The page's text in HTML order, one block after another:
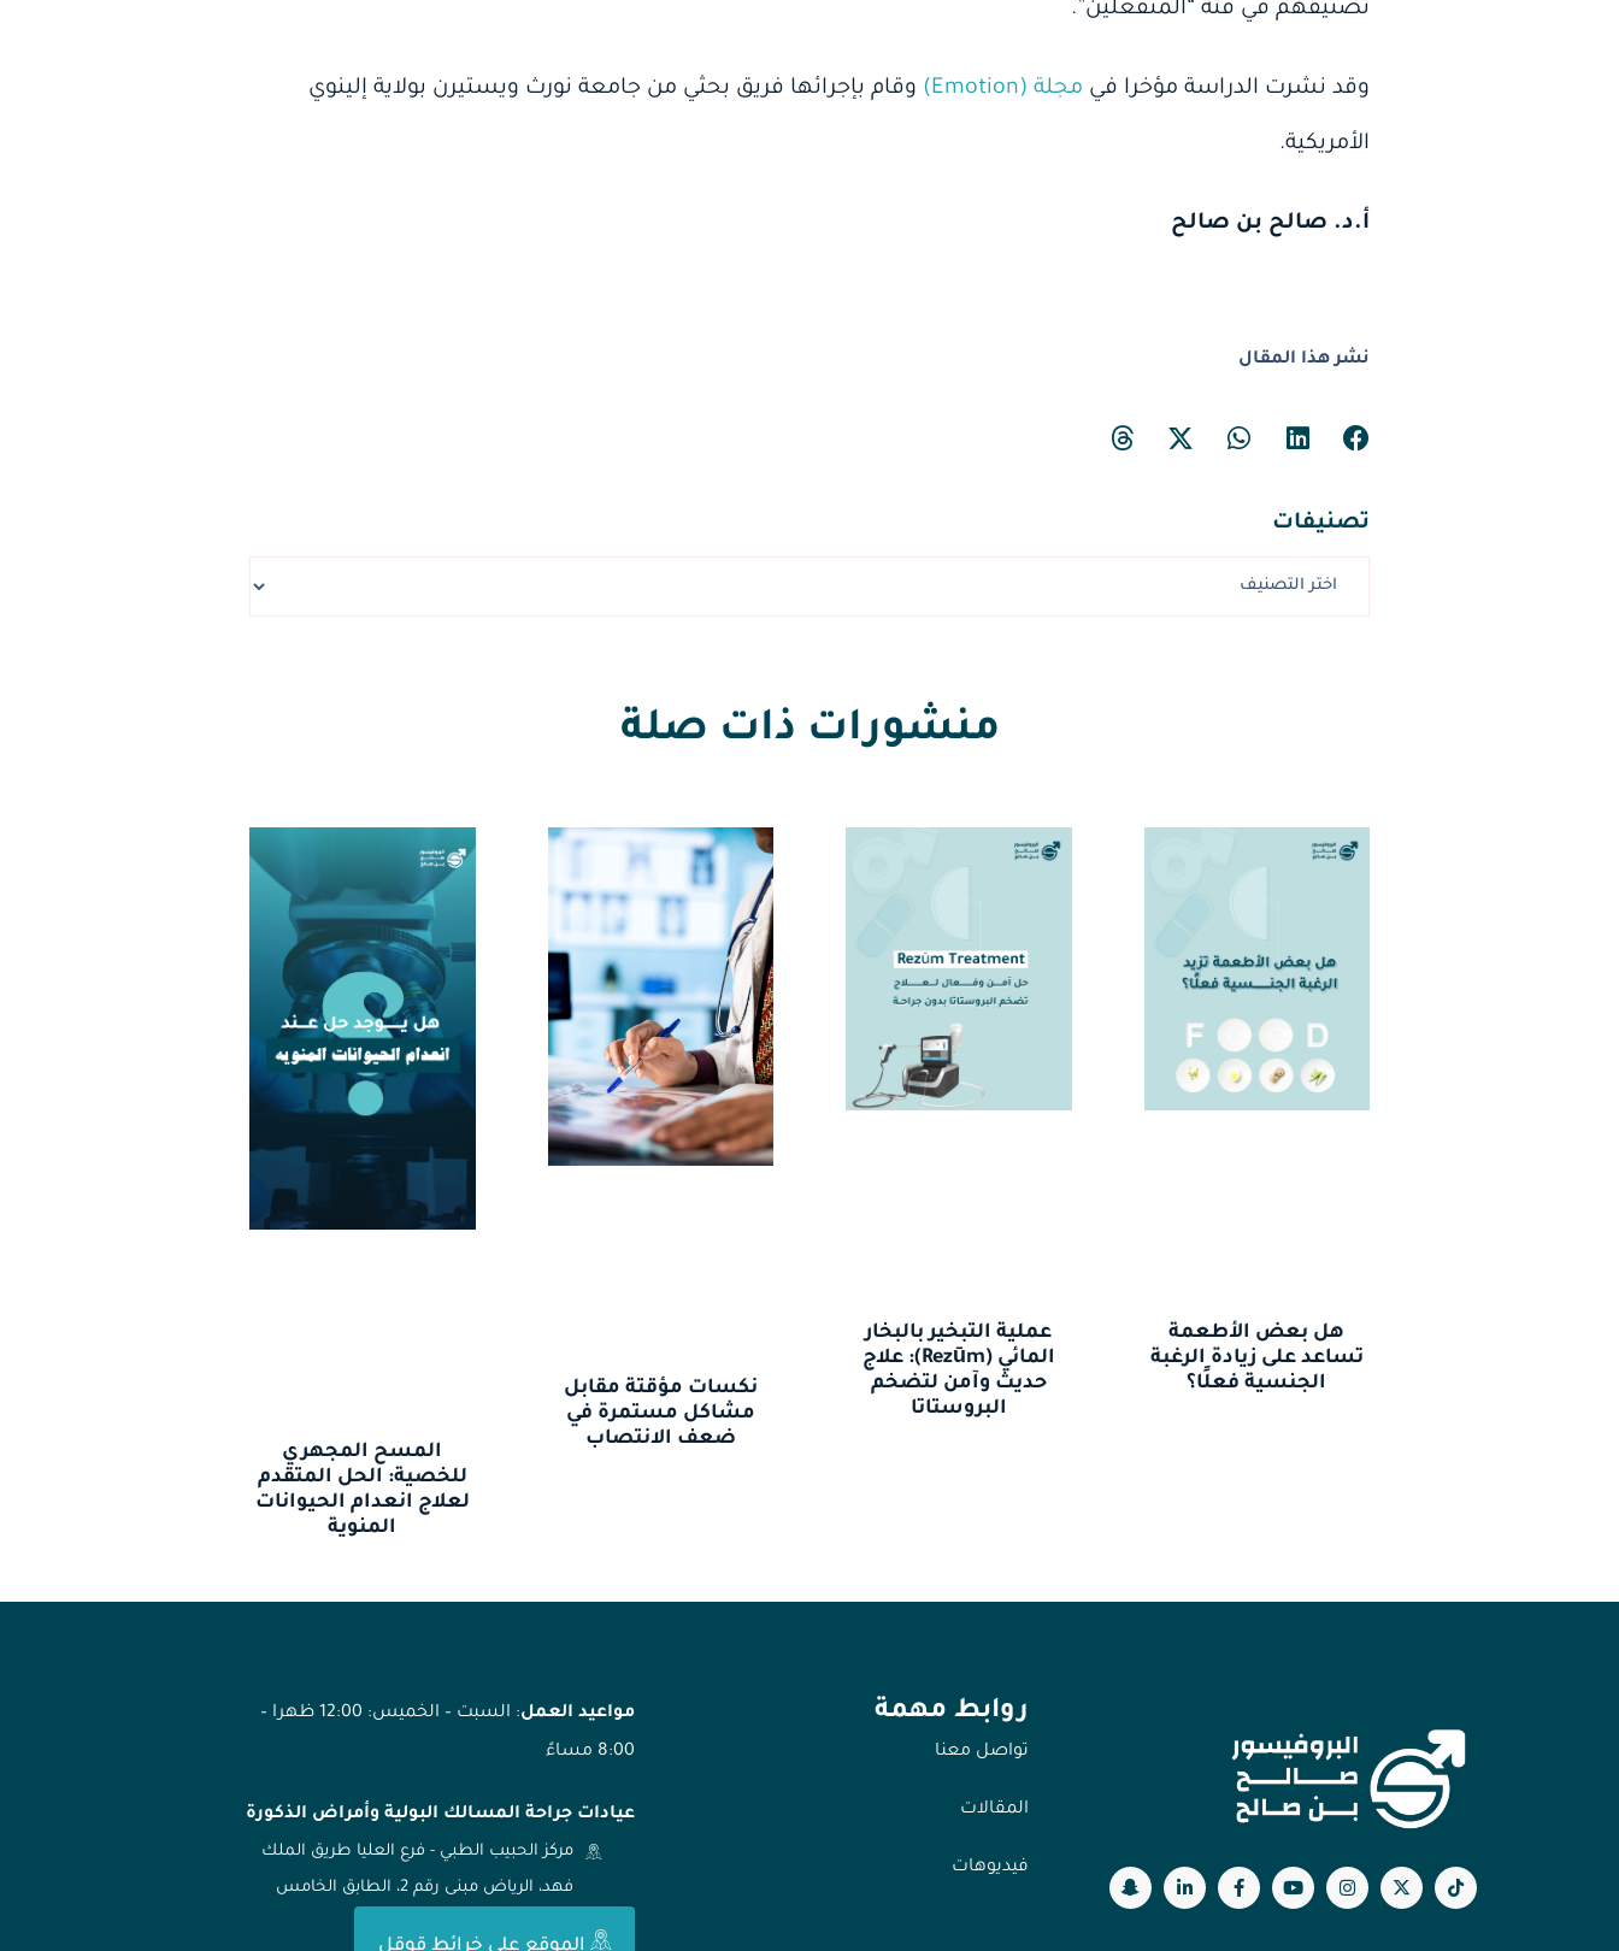
تصنيفهم في فئة “المنفعلين”.
وقد نشرت الدراسة مؤخرا في مجلة (Emotion) وقام بإجرائها فريق بحثي من جامعة نورث ويستيرن بولاية إلينوي
الأمريكية.
أ.د. صالح بن صالح
نشر هذا المقال
تصنيفات
منشورات ذات صلة
هل بعض الأطعمة
تساعد على زيادة الرغبة
الجنسية فعلًا؟
عملية التبخير بالبخار
المائي (Rezūm): علاج
حديث وآمن لتضخم
البروستاتا
نكسات مؤقتة مقابل
مشاكل مستمرة في
ضعف الانتصاب
المسح المجهري
للخصية: الحل المتقدم
لعلاج انعدام الحيوانات
المنوية
روابط مهمة
تواصل معنا
المقالات
فيديوهات
مواعيد العمل
: السبت – الخميس: 12:00 ظهرا –
8:00 مساءً
عيادات جراحة المسالك البولية وأمراض الذكورة
مركز الحبيب الطبي - فرع العليا طريق الملك
فهد، الرياض مبنى رقم 2، الطابق الخامس
الموقع على خرائط قوقل